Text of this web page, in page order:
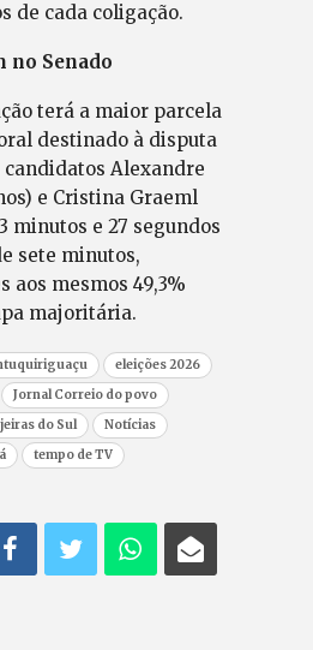
de cada coligação.
no Senado
terá a maior parcela
destinado à disputa
candidatos Alexandre
e Cristina Graeml
minutos e 27 segundos
sete minutos,
aos mesmos 49,3%
majoritária.
eleições 2026
Jornal Correio do povo
do Sul
Notícias
tempo de TV